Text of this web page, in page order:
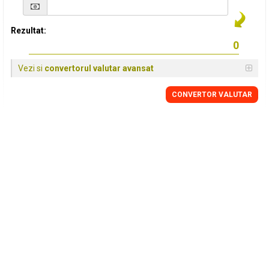
Rezultat:
Vezi si convertorul valutar avansat
CONVERTOR VALUTAR